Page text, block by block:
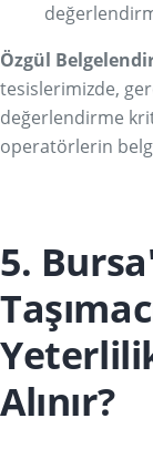
Özgül
tesislerimizde,
değerlendirme
operatörlerin
5.
Alınır?